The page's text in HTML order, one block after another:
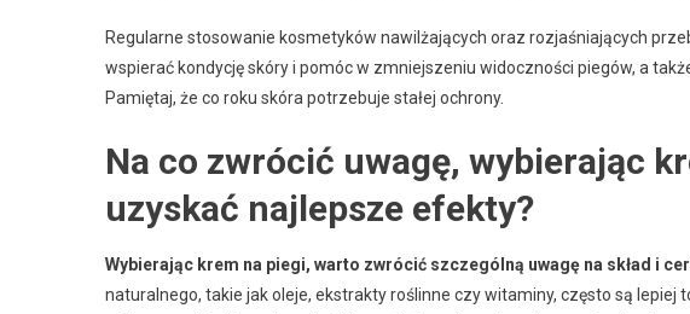
Regularne stosowanie kosmetyków nawilżających oraz rozjaśniających
wspierać kondycję skóry i pomóc w zmniejszeniu widoczności piegów, a
Pamiętaj, że co roku skóra potrzebuje stałej ochrony.
Na co zwrócić uwagę, wybierając
uzyskać najlepsze efekty?
Wybierając krem na piegi, warto zwrócić szczególną uwagę na skład i
naturalnego, takie jak oleje, ekstrakty roślinne czy witaminy, często są